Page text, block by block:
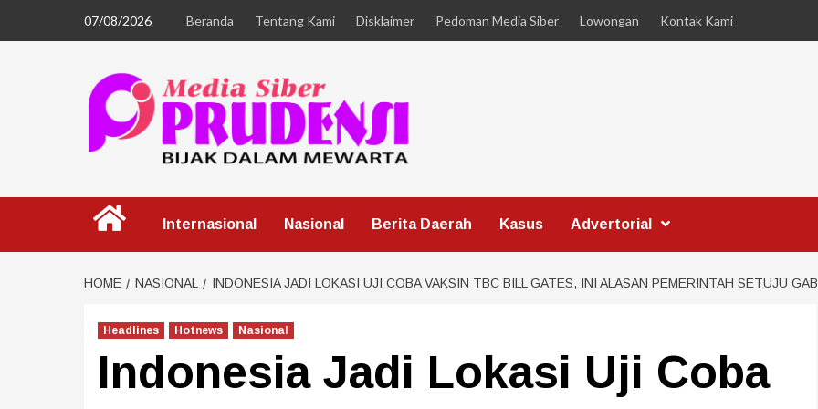
07/08/2026 Beranda Tentang Kami Disklaimer Pedoman Media Siber Lowongan Kontak Kami
Internasional Nasional Berita Daerah Kasus Advertorial
HOME NASIONAL INDONESIA JADI LOKASI UJI COBA VAKSIN TBC BILL GATES, INI ALASAN PEMERINTAH SETUJU
Headlines Hotnews Nasional
Indonesia Jadi Lokasi Uji Coba